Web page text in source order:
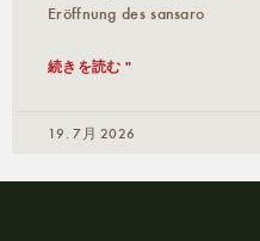
Eröffnung des sansaro
続きを読む "
19. 7月 2026